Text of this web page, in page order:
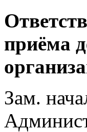
приёма
Зам.